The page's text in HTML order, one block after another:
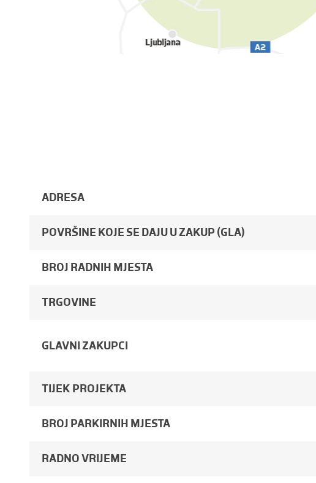
ADRESA
POVRŠINE KOJE SE DAJU U ZAKUP (GLA)
BROJ RADNIH MJESTA
TRGOVINE
GLAVNI ZAKUPCI
TIJEK PROJEKTA
BROJ PARKIRNIH MJESTA
RADNO VRIJEME